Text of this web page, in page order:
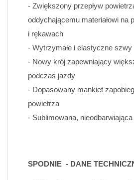
- Zwiększony przepływ
oddychającemu materiałowi na
i rękawach
- Wytrzymałe i elastyczne szwy
- Nowy krój zapewniający
podczas jazdy
- Dopasowany mankiet
powietrza
- Sublimowana,
SPODNIE  - DANE